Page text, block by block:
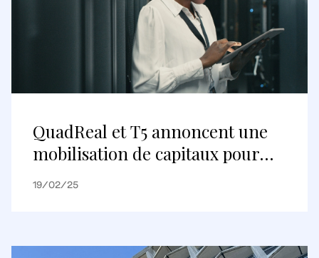
QuadReal et T5 annoncent une
mobilisation de capitaux pour
soutenir la croissance de leur
totale à 8 milliards de dollars
19/02/25